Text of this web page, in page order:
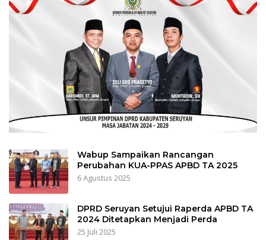
Wabup Sampaikan Rancangan
Perubahan KUA-PPAS APBD TA 2025
6 Agustus 2025
DPRD Seruyan Setujui Raperda APBD TA
2024 Ditetapkan Menjadi Perda
25 Juli 2025